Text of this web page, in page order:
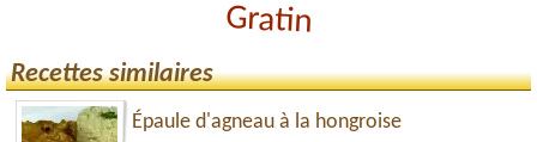
Gratin
Recettes similaires
Épaule d'agneau à la hongroise